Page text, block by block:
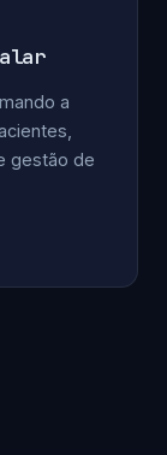
a
gestão de